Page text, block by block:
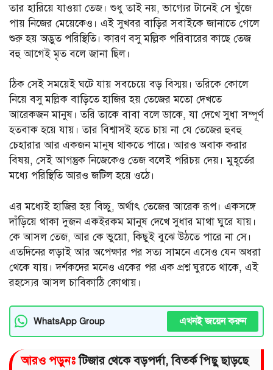
তার হারিয়ে যাওয়া তেজ। শুধু তাই নয়, ভাগ্যের টানেই সে খুঁজে
পায় নিজের মেয়েকেও। এই সুখবর বাড়ির সবাইকে জানাতে গেলে
শুরু হয় অদ্ভুত পরিস্থিতি। কারণ বসু মল্লিক পরিবারের কাছে তেজ
বহু আগেই মৃত বলে জানা ছিল।
ঠিক সেই সময়েই ঘটে যায় সবচেয়ে বড় বিস্ময়। তরিকে কোলে
নিয়ে বসু মল্লিক বাড়িতে হাজির হয় তেজের মতো দেখতে
আরেকজন মানুষ। তরি তাকে বাবা বলে ডাকে, যা দেখে সুধা সম্পূর্ণ
হতবাক হয়ে যায়। তার বিশ্বাসই হতে চায় না যে তেজের হুবহু
চেহারার আর একজন মানুষ থাকতে পারে। আরও অবাক করার
বিষয়, সেই আগন্তুক নিজেকেও তেজ বলেই পরিচয় দেয়। মুহূর্তের
মধ্যে পরিস্থিতি আরও জটিল হয়ে ওঠে।
এর মধ্যেই হাজির হয় বিচ্চু, অর্থাৎ তেজের আরেক রূপ। একসঙ্গে
দাঁড়িয়ে থাকা দুজন একইরকম মানুষ দেখে সুধার মাথা ঘুরে যায়।
কে আসল তেজ, আর কে ভুয়ো, কিছুই বুঝে উঠতে পারে না সে।
এতদিনের লড়াই আর অপেক্ষার পর সত্য সামনে এসেও যেন অধরা
থেকে যায়। দর্শকদের মনেও একের পর এক প্রশ্ন ঘুরতে থাকে, এই
রহস্যের আসল চাবিকাঠি কোথায়।
WhatsApp Group এখনই জয়েন করুন
আরও পড়ুনঃটিজার থেকে বড়পর্দা, বিতর্ক পিছু ছাড়ছে